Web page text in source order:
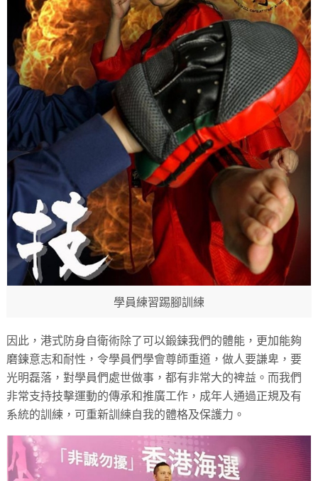
學員練習踢腳訓練
因此，港式防身自衛術除了可以鍛鍊我們的體能，更加能夠
磨鍊意志和耐性，令學員們學會尊師重道，做人要謙卑，要
光明磊落，對學員們處世做事，都有非常大的裨益。而我們
非常支持技擊運動的傳承和推廣工作，成年人通過正規及有
系統的訓練，可重新訓練自我的體格及保護力。